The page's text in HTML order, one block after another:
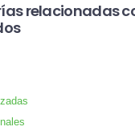
relacionadas